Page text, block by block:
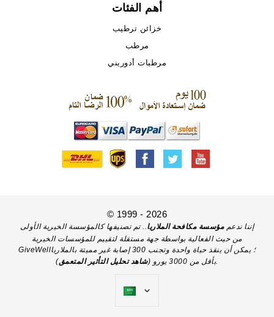
أهم الفئات
خزائن ترطيب
مرطب
مرطبات أدوريني
© 1999 - 2026
إننا ندعممؤسسة مكافحة الملاريا.. تم تصنيفها كالمؤسسة الخيرية الأولى
من حيث الفعالية بواسطة جهة مستقلة لتقييم للمؤسسات الخيرية
GiveWell؛ يمكن أن ينقذ حياة واحدة وتجنب 300 إصابة غير مميتة بالملاريا
بأقل من 3000 يورو (
شاهد تحليل التأثير المتعمق ).